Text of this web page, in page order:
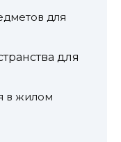
для
для
в жилом